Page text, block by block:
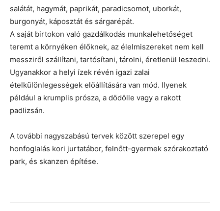
salátát, hagymát, paprikát, paradicsomot, uborkát,
burgonyát, káposztát és sárgarépát.
A saját birtokon való gazdálkodás munkalehetőséget
teremt a környéken élőknek, az élelmiszereket nem kell
messziről szállítani, tartósítani, tárolni, éretlenül leszedni.
Ugyanakkor a helyi ízek révén igazi zalai
ételkülönlegességek előállítására van mód. Ilyenek
például a krumplis prósza, a dödölle vagy a rakott
padlizsán.
A további nagyszabású tervek között szerepel egy
honfoglalás kori jurtatábor, felnőtt-gyermek szórakoztató
park, és skanzen építése.